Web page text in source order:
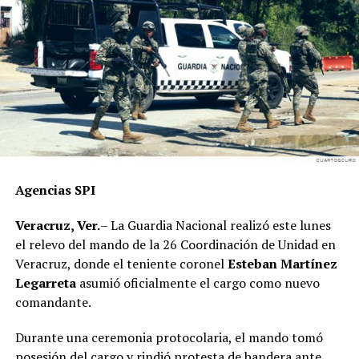
representación del partido en cada región, consolidando
los comités de base y sumando a más ciudadanos a
nuestro proyecto político”, concluyó
Agencias SPI
Veracruz, Ver.– La Guardia Nacional realizó este lunes
el relevo del mando de la 26 Coordinación de Unidad en
Veracruz, donde el teniente coronelEsteban Martínez
Legarretaasumió oficialmente el cargo como nuevo
comandante.
Durante una ceremonia protocolaria, el mando tomó